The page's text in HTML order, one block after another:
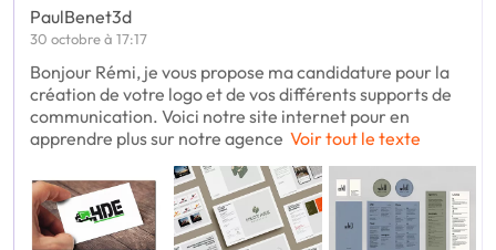
PaulBenet3d
30 octobre à 17:17
Bonjour Rémi, je vous propose ma candidature pour la
création de votre logo et de vos différents supports de
communication. Voici notre site internet pour en
apprendre plus sur notre agence Voir tout le texte